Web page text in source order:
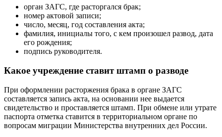
орган ЗАГС, где расторгался брак;
номер актовой записи;
число, месяц, год составления акта;
фамилия, инициалы того, с кем произошел развод, дата
его рождения;
подпись руководителя.
Какое учреждение ставит штамп о разводе
При оформлении расторжения брака в органе ЗАГС
составляется запись акта, на основании нее выдается
свидетельство и проставляется штамп. При обмене или утрате
паспорта отметка ставится в территориальном органе по
вопросам миграции Министерства внутренних дел России.